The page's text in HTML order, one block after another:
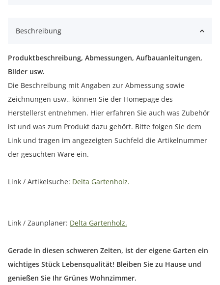
Beschreibung
Produktbeschreibung, Abmessungen, Aufbauanleitungen,
Bilder usw.
Die Beschreibung mit Angaben zur Abmessung sowie
Zeichnungen usw., können Sie der Homepage des
Herstellerst entnehmen. Hier erfahren Sie auch was Zubehör
ist und was zum Produkt dazu gehört. Bitte folgen Sie dem
Link und tragen im angezeigten Suchfeld die Artikelnummer
der gesuchten Ware ein.
Link / Artikelsuche: Delta Gartenholz.
Link / Zaunplaner: Delta Gartenholz.
Gerade in diesen schweren Zeiten, ist der eigene Garten ein
wichtiges Stück Lebensqualität! Bleiben Sie zu Hause und
genießen Sie Ihr Grünes Wohnzimmer.